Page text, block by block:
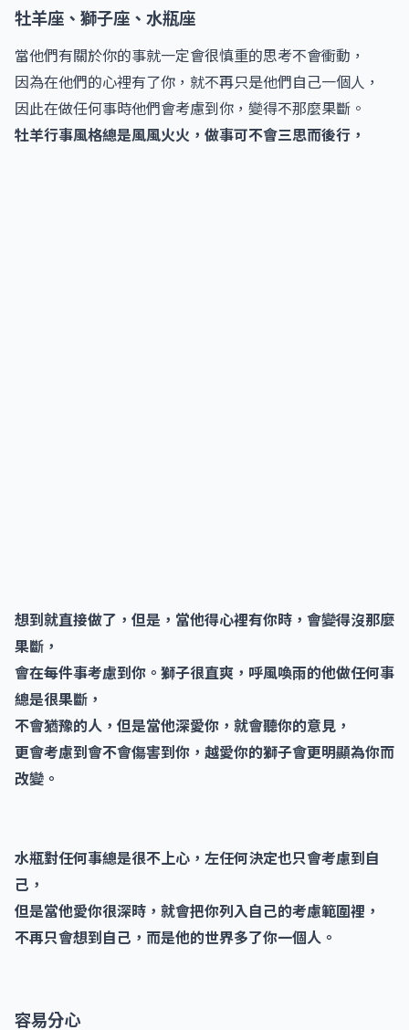
牡羊座、獅子座、水瓶座
當他們有關於你的事就一定會很慎重的思考不會衝動，
因為在他們的心裡有了你，就不再只是他們自己一個人，
因此在做任何事時他們會考慮到你，變得不那麼果斷。
牡羊行事風格總是風風火火，做事可不會三思而後行，
想到就直接做了，但是，當他得心裡有你時，會變得沒那麼
果斷，
會在每件事考慮到你。獅子很直爽，呼風喚雨的他做任何事
總是很果斷，
不會猶豫的人，但是當他深愛你，就會聽你的意見，
更會考慮到會不會傷害到你，越愛你的獅子會更明顯為你而
改變。
水瓶對任何事總是很不上心，左任何決定也只會考慮到自
己，
但是當他愛你很深時，就會把你列入自己的考慮範圍裡，
不再只會想到自己，而是他的世界多了你一個人。
容易分心